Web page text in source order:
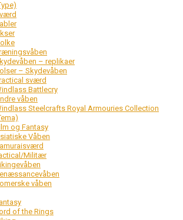
– replikaer
– Skydevåben
sværd
Battlecry
våben
Steelcrafts Royal Armouries Collection
og Fantasy
Våben
Militær
våben
of the Rings